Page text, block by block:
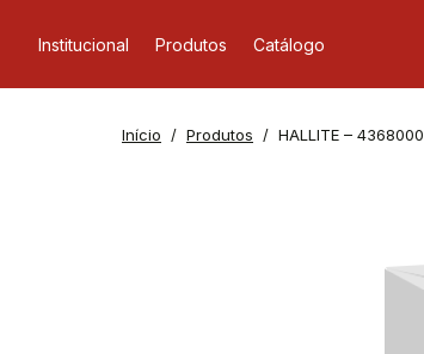
Institucional Produtos Catálogo
Início Produtos HALLITE – 4368000